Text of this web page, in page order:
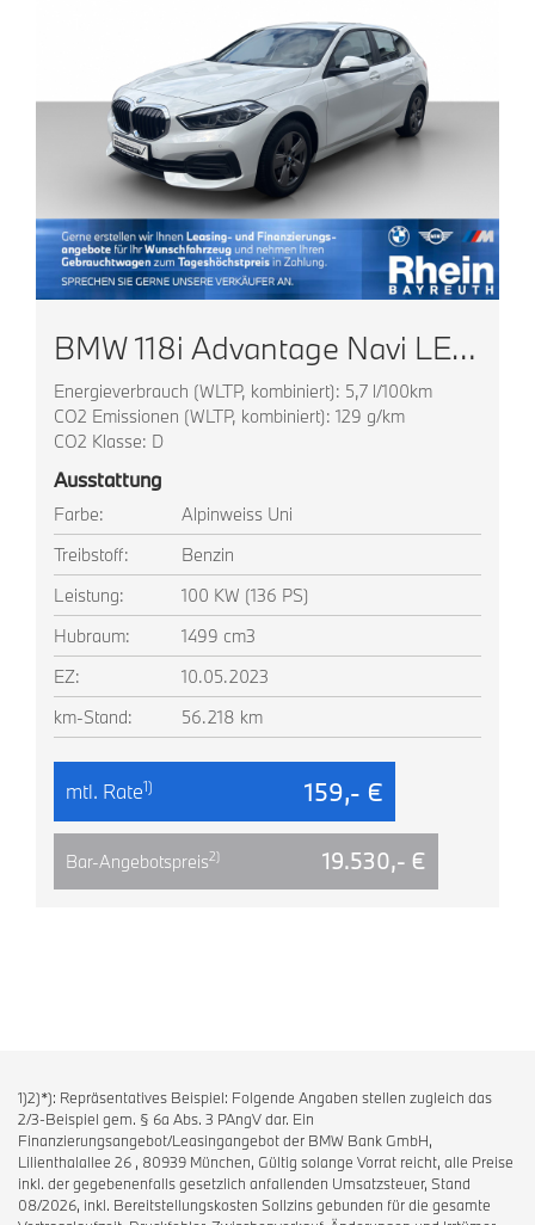
BMW 118i Advantage Navi LED WLAN Live Cockpit Prof
Energieverbrauch (WLTP, kombiniert): 5,7 l/100km
CO2 Emissionen (WLTP, kombiniert): 129 g/km
CO2 Klasse: D
Ausstattung
Farbe:
Alpinweiss Uni
Treibstoff:
Benzin
Leistung:
100 KW (136 PS)
Hubraum:
1499 cm3
EZ:
10.05.2023
km-Stand:
56.218 km
mtl. Rate1) 159,- €
Bar-Angebotspreis2) 19.530,- €
1)2)*): Repräsentatives Beispiel: Folgende Angaben stellen zugleich das
2/3-Beispiel gem. § 6a Abs. 3 PAngV dar. Ein
Finanzierungsangebot/Leasingangebot der BMW Bank GmbH,
Lilienthalallee 26 , 80939 München, Gültig solange Vorrat reicht, alle Preise
inkl. der gegebenenfalls gesetzlich anfallenden Umsatzsteuer, Stand
08/2026, inkl. Bereitstellungskosten Sollzins gebunden für die gesamte